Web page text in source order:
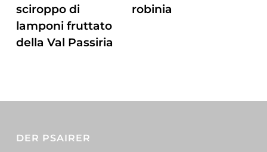
sciroppo di
lamponi fruttato
della Val Passiria
robinia
DER PSAIRER